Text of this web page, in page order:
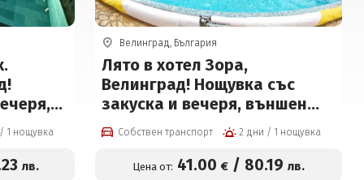
и
2 дни / 1 нощувка
лв.
Велинград, България
Лято в хотел Зора,
Велинград! Нощувка със
закуска и вечеря, външен
басейн с детска част, мини
футболно и волейболно
игрище, билярд и тенис на
Собствен транспорт 2 дни / 1 нощувка
Цена от: 41.00 €/ 80.19 лв.